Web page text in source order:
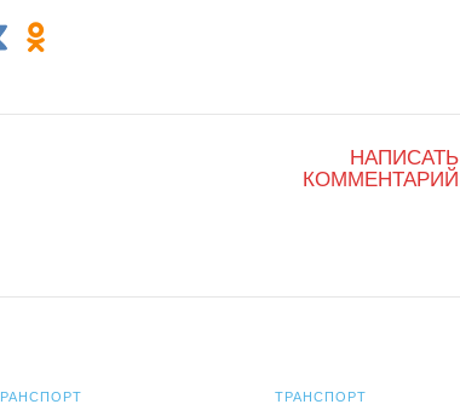
НАПИСАТЬ
КОММЕНТАРИЙ
ТРАНСПОРТ